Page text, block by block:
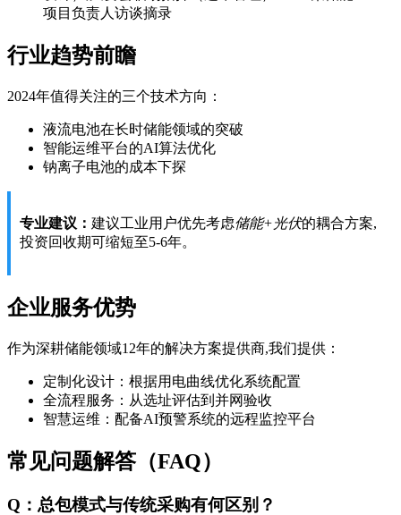
项目负责人访谈摘录
行业趋势前瞻
2024年值得关注的三个技术方向：
液流电池在长时储能领域的突破
智能运维平台的AI算法优化
钠离子电池的成本下探
专业建议： 建议工业用户优先考虑储能+光伏的耦合方案,
投资回收期可缩短至5-6年。
企业服务优势
作为深耕储能领域12年的解决方案提供商,我们提供：
定制化设计：根据用电曲线优化系统配置
全流程服务：从选址评估到并网验收
智慧运维：配备AI预警系统的远程监控平台
常见问题解答（FAQ）
Q：总包模式与传统采购有何区别？